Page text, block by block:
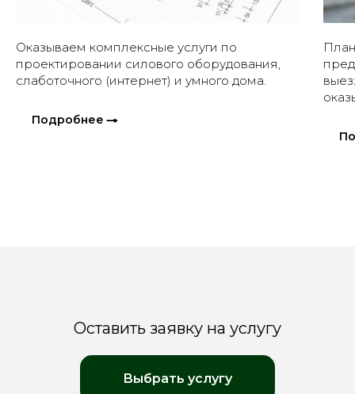
Оказываем комплексные услуги по
проектировании силового оборудования,
слаботочного (интернет) и умного дома.
Подробнее
Выбрать услугу
Оставить заявку на услугу